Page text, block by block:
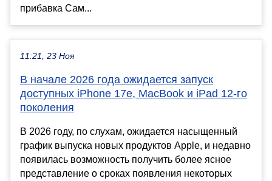
прибавка Сам...
11:21, 23 Ноя
В начале 2026 года ожидается запуск
доступных iPhone 17e, MacBook и iPad 12-го
поколения
В 2026 году, по слухам, ожидается насыщенный
график выпуска новых продуктов Apple, и недавно
появилась возможность получить более ясное
представление о сроках появления некоторых